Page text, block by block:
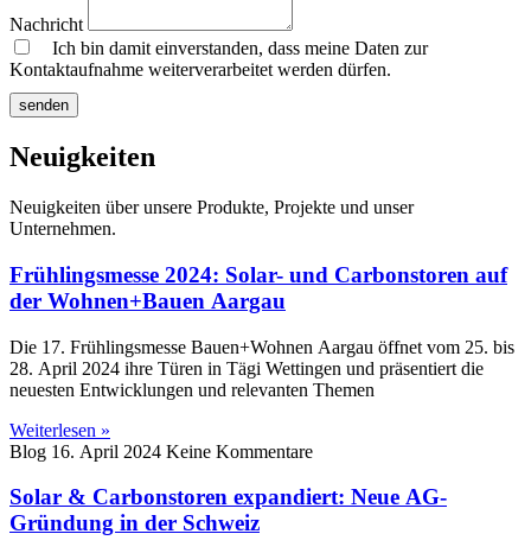
Nachricht
Ich bin damit einverstanden, dass meine Daten zur
Kontaktaufnahme weiterverarbeitet werden dürfen.
senden
Neuigkeiten
Neuigkeiten über unsere Produkte, Projekte und unser
Unternehmen.
Frühlingsmesse 2024: Solar- und Carbonstoren auf
der Wohnen+Bauen Aargau
Die 17. Frühlingsmesse Bauen+Wohnen Aargau öffnet vom 25. bis
28. April 2024 ihre Türen in Tägi Wettingen und präsentiert die
neuesten Entwicklungen und relevanten Themen
Weiterlesen »
Blog 16. April 2024 Keine Kommentare
Solar & Carbonstoren expandiert: Neue AG-
Gründung in der Schweiz